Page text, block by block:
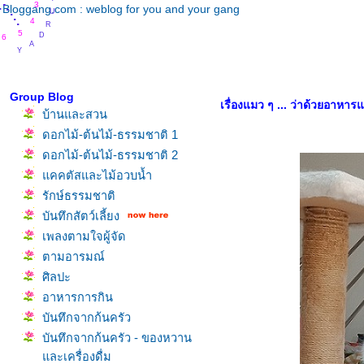
Bloggang.com : weblog for you and your gang
Group Blog
บ้านและสวน
ดอกไม้-ต้นไม้-ธรรมชาติ 1
ดอกไม้-ต้นไม้-ธรรมชาติ 2
คคตัสและไม้อวบน้ำ
รักษ์ธรรมชาติ
บันทึกสัตว์เลี้ยง
เพลงตามใจผู้จัด
ตามอารมณ์
ศิลปะ
อาหารการกิน
บันทึกจากก้นครัว
บันทึกจากก้นครัว - ของหวาน
ละเครื่องดื่ม
เรื่องแมว ๆ ... ว่าด้วยอาหาร
R
D
A
Y
3
4
5
6
....